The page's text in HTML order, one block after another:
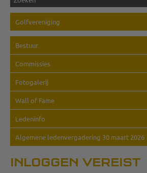
Golfvereniging
Bestuur
Commissies
Fotogalerij
Wall of Fame
Ledeninfo
Algemene ledenvergadering 30 maart 2026
INLOGGEN VEREIST